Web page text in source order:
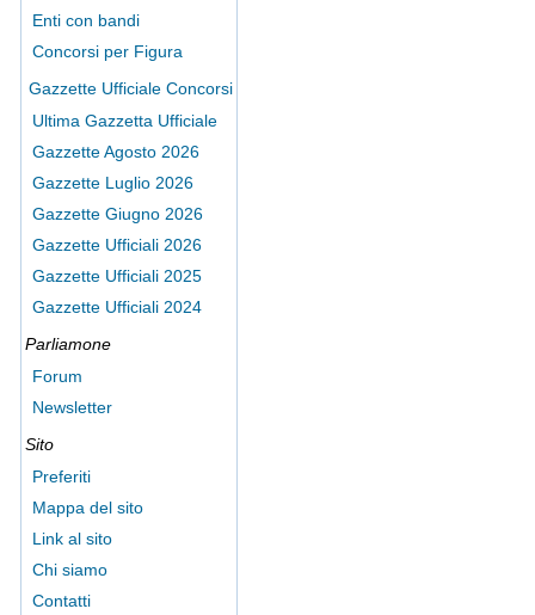
Enti con bandi
Concorsi per Figura
Gazzette Ufficiale Concorsi
Ultima Gazzetta Ufficiale
Gazzette Agosto 2026
Gazzette Luglio 2026
Gazzette Giugno 2026
Gazzette Ufficiali 2026
Gazzette Ufficiali 2025
Gazzette Ufficiali 2024
Parliamone
Forum
Newsletter
Sito
Preferiti
Mappa del sito
Link al sito
Chi siamo
Contatti